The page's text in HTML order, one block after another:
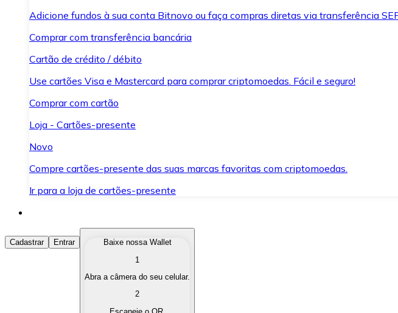
Adicione fundos à sua conta Bitnovo ou faça compras diretas via transferência
Comprar com transferência bancária
Cartão de crédito / débito
Use cartões Visa e Mastercard para comprar criptomoedas. Fácil e seguro!
Comprar com cartão
Loja - Cartões-presente
Novo
Compre cartões-presente das suas marcas favoritas com criptomoedas.
Ir para a loja de cartões-presente
Comprar Criptomoedas
Compre as criptomoedas de seu interesse de forma rápida e segura.
Converta suas criptomoedas em moeda fiduciária quando precisar.
Cadastrar Entrar
Baixe nossa Wallet
1
Abra a câmera do seu celular.
2